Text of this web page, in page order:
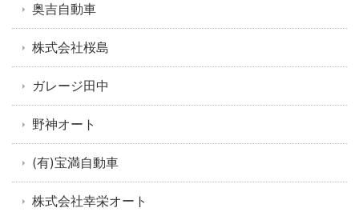
奥吉自動車
株式会社桜島
ガレージ田中
野神オート
(有)宝満自動車
株式会社幸栄オート